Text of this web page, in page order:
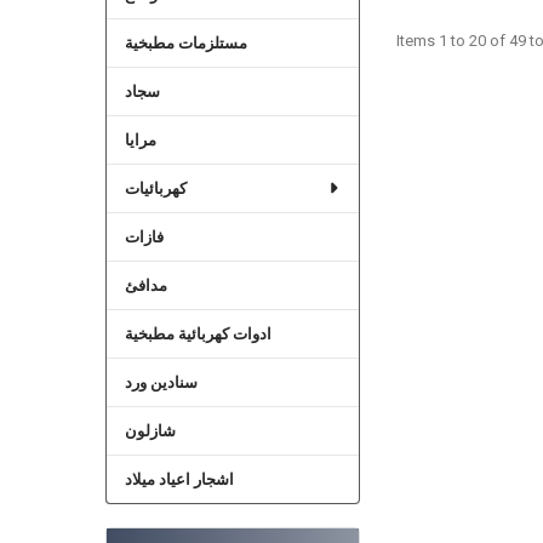
مستلزمات مطبخية
سجاد
مرايا
كهربائيات
فازات
مدافئ
ادوات كهربائية مطبخية
سنادين ورد
شازلون
اشجار اعياد ميلاد
Items 1 to 20 of 49